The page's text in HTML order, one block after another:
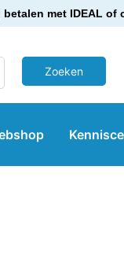
betalen met IDEAL of